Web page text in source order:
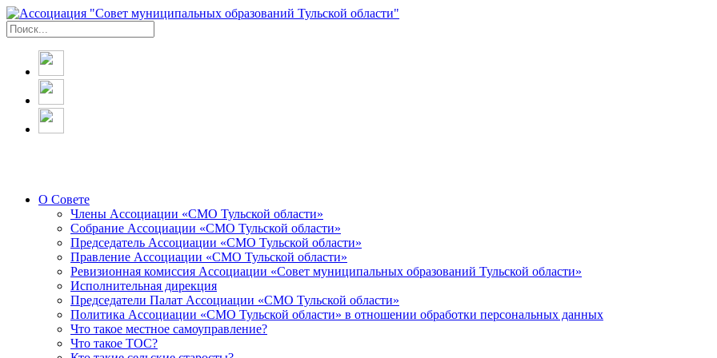
О Совете
Члены Ассоциации «СМО Тульской области»
Собрание Ассоциации «СМО Тульской области»
Председатель Ассоциации «СМО Тульской области»
Правление Ассоциации «СМО Тульской области»
Ревизионная комиссия Ассоциации «Совет муниципальных образований Тульской области»
Исполнительная дирекция
Председатели Палат Ассоциации «СМО Тульской области»
Политика Ассоциации «СМО Тульской области» в отношении обработки персональных данных
Что такое местное самоуправление?
Что такое ТОС?